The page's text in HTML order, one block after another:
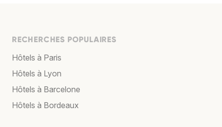
RECHERCHES POPULAIRES
Hôtels à Paris
Hôtels à Lyon
Hôtels à Barcelone
Hôtels à Bordeaux